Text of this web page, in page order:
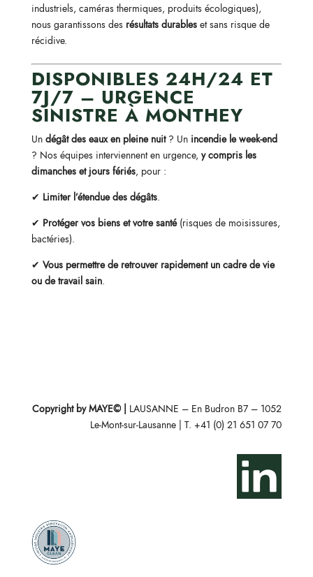
industriels, caméras thermiques, produits écologiques),
nous garantissons des résultats durableset sans risque de
récidive.
DISPONIBLES 24H/24 ET
7J/7 – URGENCE
SINISTRE À MONTHEY
Un dégât des eaux en pleine nuit? Un incendie le week-end
? Nos équipes interviennent en urgence, y compris les
dimanches et jours fériés, pour :
✔ Limiter l’étendue des dégâts.
✔ Protéger vos biens et votre santé(risques de moisissures,
bactéries).
✔ Vous permettre de retrouver rapidement un cadre de vie
ou de travail sain.
Copyright by MAYE© ‎| LAUSANNE – En Budron B7 – 1052
Le-Mont-sur-Lausanne ‎| T. +41 (0) 21 651 07 70